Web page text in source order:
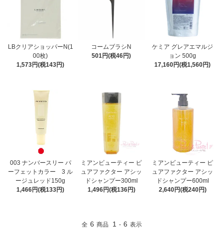
LBクリアショッパーN(1
00枚)
1,573円(税143円)
コームブラシN
501円(税46円)
ケミア グレアエマルジ
ョン 500g
17,160円(税1,560円)
003 ナンバースリー パ
ーフェットカラー 3 ル
ージュレッド150g
1,466円(税133円)
ミアンビューティー ピ
ュアファクター アシッ
ドシャンプー300ml
1,496円(税136円)
ミアンビューティー ピ
ュアファクター アシッ
ドシャンプー600ml
2,640円(税240円)
全 6 商品 1 - 6 表示